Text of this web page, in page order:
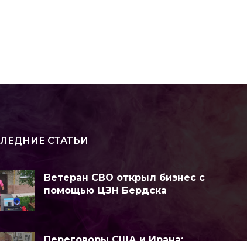
СТАТЬИ
Ветеран СВО открыл бизнес с
помощью ЦЗН Бердска